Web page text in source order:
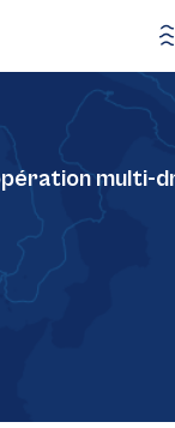
multi-